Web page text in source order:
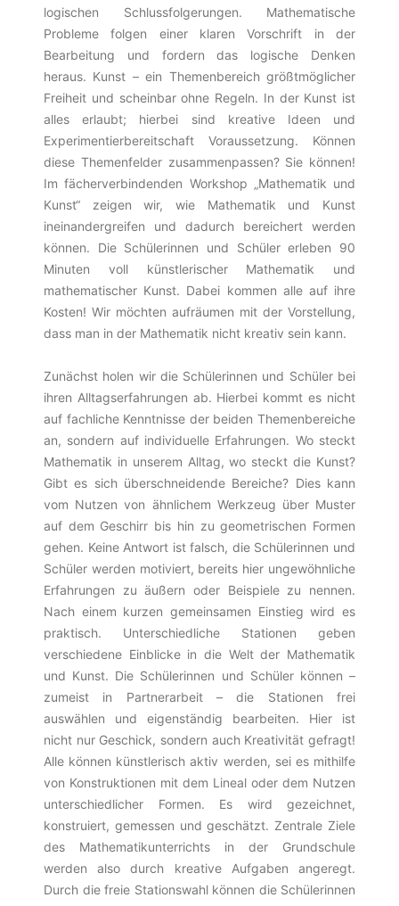
logischen Schlussfolgerungen. Mathematische
Probleme folgen einer klaren Vorschrift in der
Bearbeitung und fordern das logische Denken
heraus. Kunst – ein Themenbereich größtmöglicher
Freiheit und scheinbar ohne Regeln. In der Kunst ist
alles erlaubt; hierbei sind kreative Ideen und
Experimentierbereitschaft Voraussetzung. Können
diese Themenfelder zusammenpassen? Sie können!
Im fächerverbindenden Workshop „Mathematik und
Kunst“ zeigen wir, wie Mathematik und Kunst
ineinandergreifen und dadurch bereichert werden
können. Die Schülerinnen und Schüler erleben 90
Minuten voll künstlerischer Mathematik und
mathematischer Kunst. Dabei kommen alle auf ihre
Kosten! Wir möchten aufräumen mit der Vorstellung,
dass man in der Mathematik nicht kreativ sein kann.
Zunächst holen wir die Schülerinnen und Schüler bei
ihren Alltagserfahrungen ab. Hierbei kommt es nicht
auf fachliche Kenntnisse der beiden Themenbereiche
an, sondern auf individuelle Erfahrungen. Wo steckt
Mathematik in unserem Alltag, wo steckt die Kunst?
Gibt es sich überschneidende Bereiche? Dies kann
vom Nutzen von ähnlichem Werkzeug über Muster
auf dem Geschirr bis hin zu geometrischen Formen
gehen. Keine Antwort ist falsch, die Schülerinnen und
Schüler werden motiviert, bereits hier ungewöhnliche
Erfahrungen zu äußern oder Beispiele zu nennen.
Nach einem kurzen gemeinsamen Einstieg wird es
praktisch. Unterschiedliche Stationen geben
verschiedene Einblicke in die Welt der Mathematik
und Kunst. Die Schülerinnen und Schüler können –
zumeist in Partnerarbeit – die Stationen frei
auswählen und eigenständig bearbeiten. Hier ist
nicht nur Geschick, sondern auch Kreativität gefragt!
Alle können künstlerisch aktiv werden, sei es mithilfe
von Konstruktionen mit dem Lineal oder dem Nutzen
unterschiedlicher Formen. Es wird gezeichnet,
konstruiert, gemessen und geschätzt. Zentrale Ziele
des Mathematikunterrichts in der Grundschule
werden also durch kreative Aufgaben angeregt.
Durch die freie Stationswahl können die Schülerinnen